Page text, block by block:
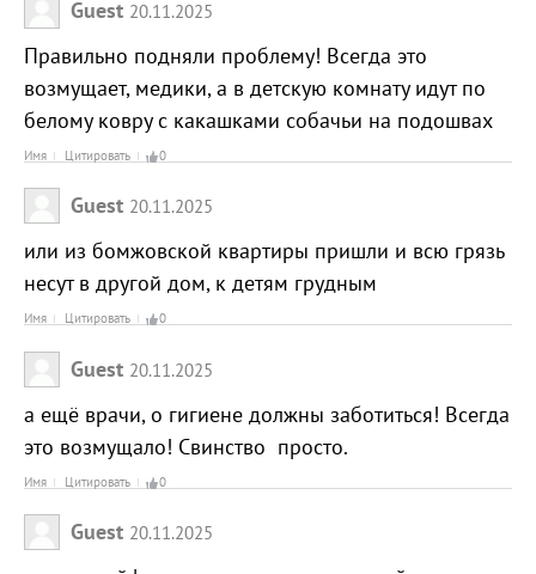
Guest 20.11.2025
Правильно подняли проблему! Всегда это
возмущает, медики, а в детскую комнату идут по
белому ковру с какашками собачьи на подошвах
Имя Цитировать 0
Guest 20.11.2025
или из бомжовской квартиры пришли и всю грязь
несут в другой дом, к детям грудным
Имя Цитировать 0
Guest 20.11.2025
а ещё врачи, о гигиене должны заботиться! Всегда
это возмущало! Свинство просто.
Имя Цитировать 0
Guest 20.11.2025